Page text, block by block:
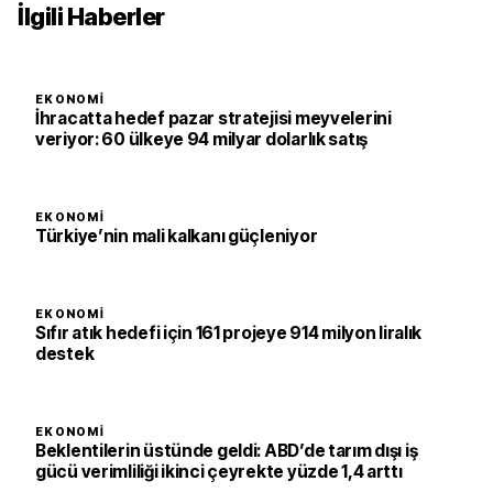
İlgili Haberler
EKONOMI
İhracatta hedef pazar stratejisi meyvelerini
veriyor: 60 ülkeye 94 milyar dolarlık satış
EKONOMI
Türkiye’nin mali kalkanı güçleniyor
EKONOMI
Sıfır atık hedefi için 161 projeye 914 milyon liralık
destek
EKONOMI
Beklentilerin üstünde geldi: ABD’de tarım dışı iş
gücü verimliliği ikinci çeyrekte yüzde 1,4 arttı